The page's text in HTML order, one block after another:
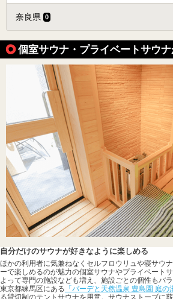
奈良県 0
個室サウナ・プライベートサウ
自分だけのサウナが好きなように楽しめる
ほかの利用者に気兼ねなくセルフロウリュや寝サウ
ーで楽しめるのが魅力の個室サウナやプライベート
よって専門の施設なども増え、施設ごとの個性もバ
東京都練馬区にある 「バーデと天然温泉 豊島園 庭の
る貸切制のテントサウナを用意。サウナストーブに